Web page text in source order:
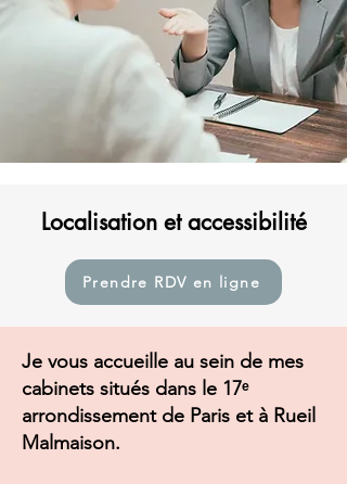
Localisation et accessibilité
Prendre RDV en ligne
Je vous accueille au sein de mes
cabinets situés dans le 17ᵉ
arrondissement de Paris et à Rueil
Malmaison.